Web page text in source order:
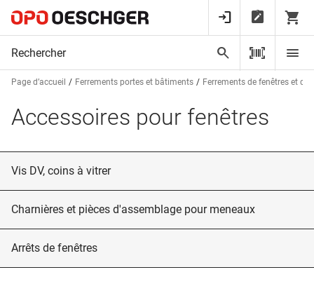
Page d’accueil Ferrements portes et bâtiments Ferrements de fenêtres et de
Accessoires pour fenêtres
Vis DV, coins à vitrer
Charnières et pièces d'assemblage pour meneaux
Arrêts de fenêtres